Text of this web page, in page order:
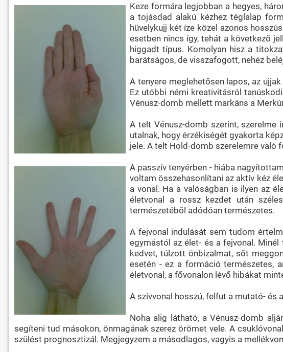
Keze formára legjobban a hegyes,
a tojásdad alakú kézhez téglalap
hüvelykujj két íze közel azonos
esetben nincs így, tehát a következő
higgadt típus. Komolyan hisz a
barátságos, de visszafogott, nehéz
A tenyere meglehetősen lapos, az
Ez utóbbi némi kreativitásról
Vénusz-domb mellett markáns a
A telt Vénusz-domb szerint, szerelme
utalnak, hogy érzékiségét gyakorta
jele. A telt Hold-domb szerelemre való
A passzív tenyérben - hiába
voltam összehasonlítani az aktív kéz
a vonal. Ha a valóságban is ilyen az
életvonal a rossz kezdet után
természetéből adódóan természetes.
A fejvonal indulását sem tudom
egymástól az élet- és a fejvonal.
kedvet, túlzott önbizalmat, sőt
esetén - ez a formáció természetes,
életvonal, a fővonalon lévő hibákat
A szívvonal hosszú, felfut a mutató- és
Noha alig látható, a Vénusz-domb
segíteni tud másokon, önmagának szerez örömet vele. A
szülést prognosztizál. Megjegyzem a másodlagos, vagyis a